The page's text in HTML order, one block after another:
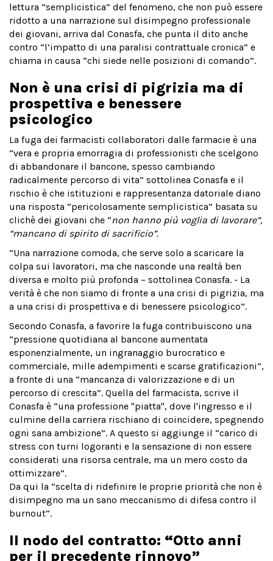
lettura “semplicistica” del fenomeno, che non può essere
ridotto a una narrazione sul disimpegno professionale
dei giovani, arriva dal Conasfa, che punta il dito anche
contro “l’impatto di una paralisi contrattuale cronica” e
chiama in causa “chi siede nelle posizioni di comando”.
Non è una crisi di pigrizia ma di
prospettiva e benessere
psicologico
La fuga dei farmacisti collaboratori dalle farmacie è una
“vera e propria emorragia di professionisti che scelgono
di abbandonare il bancone, spesso cambiando
radicalmente percorso di vita” sottolinea Conasfa e il
rischio è che istituzioni e rappresentanza datoriale diano
una risposta “pericolosamente semplicistica” basata su
clichè dei giovani che “non hanno più voglia di lavorare”,
“mancano di spirito di sacrificio”.
“Una narrazione comoda, che serve solo a scaricare la
colpa sui lavoratori, ma che nasconde una realtà ben
diversa e molto più profonda – sottolinea Conasfa. - La
verità è che non siamo di fronte a una crisi di pigrizia, ma
a una crisi di prospettiva e di benessere psicologico”.
Secondo Conasfa, a favorire la fuga contribuiscono una
“pressione quotidiana al bancone aumentata
esponenzialmente, un ingranaggio burocratico e
commerciale, mille adempimenti e scarse gratificazioni”,
a fronte di una “mancanza di valorizzazione e di un
percorso di crescita”. Quella del farmacista, scrive il
Conasfa è “una professione "piatta", dove l'ingresso e il
culmine della carriera rischiano di coincidere, spegnendo
ogni sana ambizione”. A questo si aggiunge il “carico di
stress con turni logoranti e la sensazione di non essere
considerati una risorsa centrale, ma un mero costo da
ottimizzare”.
Da qui la “scelta di ridefinire le proprie priorità che non è
disimpegno ma un sano meccanismo di difesa contro il
burnout”.
Il nodo del contratto: “Otto anni
per il precedente rinnovo”